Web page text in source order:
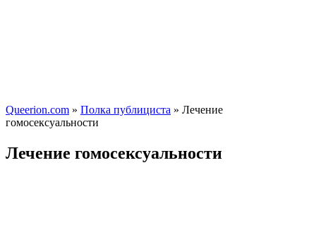
Queerion.com » Полка публициста » Лечение
гомосексуальности
Лечение гомосексуальности